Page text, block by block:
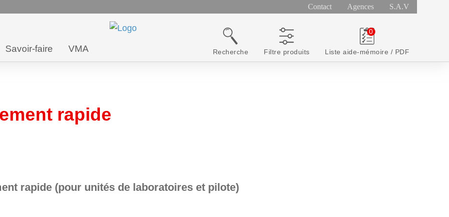
Contact Agences S.A.V
Savoir-faire VMA Recherche Filtre produits Liste aide-mémoire / PDF
rapide
rapide (pour unités de laboratoires et pilote)